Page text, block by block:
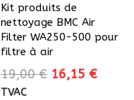
Kit produits de
nettoyage BMC Air
Filter WA250-500 pour
filtre à air
19,00€ Le
16,15 €Le
TVAC